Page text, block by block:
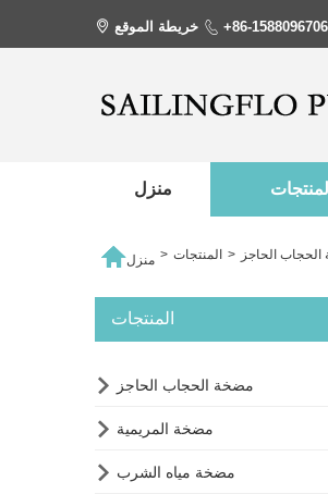
 خريطة الموقع  +86-
منزل
منزل > المنتجات > الحاجز
المنتجات
 مضخة الحجاب الحاجز
 مضخة المريمية
 مضخة مياه الشرب